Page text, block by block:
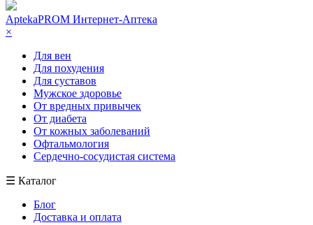
AptekaPROM Интернет-Аптека
×
Для вен
Для похудения
Для суставов
Мужское здоровье
От вредных привычек
От диабета
От кожных заболеваний
Офтальмология
Сердечно-сосудистая система
☰ Каталог
Блог
Доставка и оплата